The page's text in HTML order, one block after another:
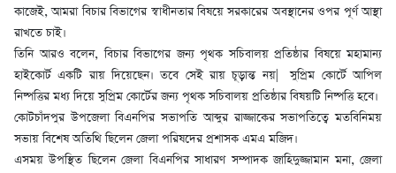
কাজেই, আমরা বিচার বিভাগের স্বাধীনতার বিষয়ে সরকারের অবস্থানের ওপর পূর্ণ আস্থা
রাখতে চাই।
তিনি আরও বলেন, বিচার বিভাগের জন্য পৃথক সচিবালয় প্রতিষ্ঠার বিষয়ে মহামান্য
হাইকোর্ট একটি রায় দিয়েছেন। তবে সেই রায় চূড়ান্ত নয়| সুপ্রিম কোর্টে আপিল
নিষ্পত্তির মধ্য দিয়ে সুপ্রিম কোর্টের জন্য পৃথক সচিবালয় প্রতিষ্ঠার বিষয়টি নিষ্পত্তি হবে।
কোটচাঁদপুর উপজেলা বিএনপির সভাপতি আব্দুর রাজ্জাকের সভাপতিত্বে মতবিনিময়
সভায় বিশেষ অতিথি ছিলেন জেলা পরিষদের প্রশাসক এমএ মজিদ।
এসময় উপস্থিত ছিলেন জেলা বিএনপির সাধারণ সম্পাদক জাহিদুজ্জামান মনা, জেলা